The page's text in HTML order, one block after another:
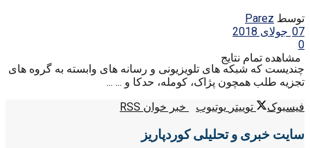
مشاهده تمام نتایج
توسط Parez
07 جولای 2018
0
چندیست که شبکه های تلویزیونی و رسانه های وابسته به گروه های
تجزیه طلب همچون پژاک، کومله، حدکا و ... ...
فیسبوک
توییتر یوتیوب خبر خوان RSS
سایت خبری و تحلیلی کوردپاریز